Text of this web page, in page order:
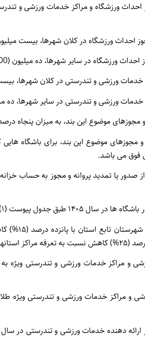
ورزشگاه در کلان شهرها، بیست میلیون (000ر000ر20)
در سایر شهرها، ده میلیون (000ر000ر10) ریال.
ورزشی و تندرستی در کلان شهرها، بیست میلیون
و تندرستی در سایر شهرها، ده میلیون
این بند، به میزان پنجاه درصد (۵۰%) تعرفه های فوق می
و مجوزهای موضوع این بند، برای باشگاه
صدور یا تمدید پروانه و مجوز به حساب
تعرفه
می گردد.